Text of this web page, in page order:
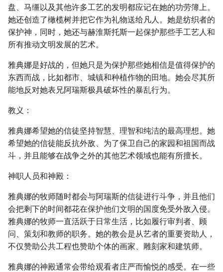
盘、马缰以及其他许多工艺的发明都应记在她的功劳簿上。
她还创造了橄榄树并把它作为礼物送给凡人。她是纺织者的
保护神，同时，她还与赫淮斯托斯一起保护那些手工艺人和
所有推动文明发展的艺术。
雅典娜是好战的，但她只是为保护那些她相信是值得保护的
东西而战，比如都市、城镇和种植作物的田地。她会尽其所
能地反对她表兄阿瑞斯极具破坏性的暴乱行为。
教义：
雅典娜希望她的信徒坚持智慧、理智和纯洁的最高理想。她
希望她的信徒能反抗外敌、为了保卫自己的家园和祖国而战
斗，并且能够在战争之外的其他艺术领域也能有所擅长。
神职人员和神殿：
雅典娜的牧师随时都会与阿瑞斯的信徒进行斗争，并且他们
会把剩下的时间都花在保护他们文明的国度免受外敌入侵。
雅典娜的牧师一直活跃于日常生活，比如履行审判者、顾
问、策划和教师的职务。她的教会是从艺者的重要资助人，
不仅赞助公共工程也赞助个体的画家、雕刻家和建筑师。
雅典娜的神殿通常会带给观看者庄严而愉悦的感受。在一些